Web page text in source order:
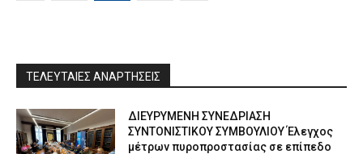
ΤΕΛΕΥΤΑΙΕΣ ΑΝΑΡΤΗΣΕΙΣ
ΔΙΕΥΡΥΜΕΝΗ ΣΥΝΕΔΡΙΑΣΗ
ΣΥΝΤΟΝΙΣΤΙΚΟΥ ΣΥΜΒΟΥΛΙΟΥ Έλεγχος
μέτρων πυροπροστασίας σε επίπεδο